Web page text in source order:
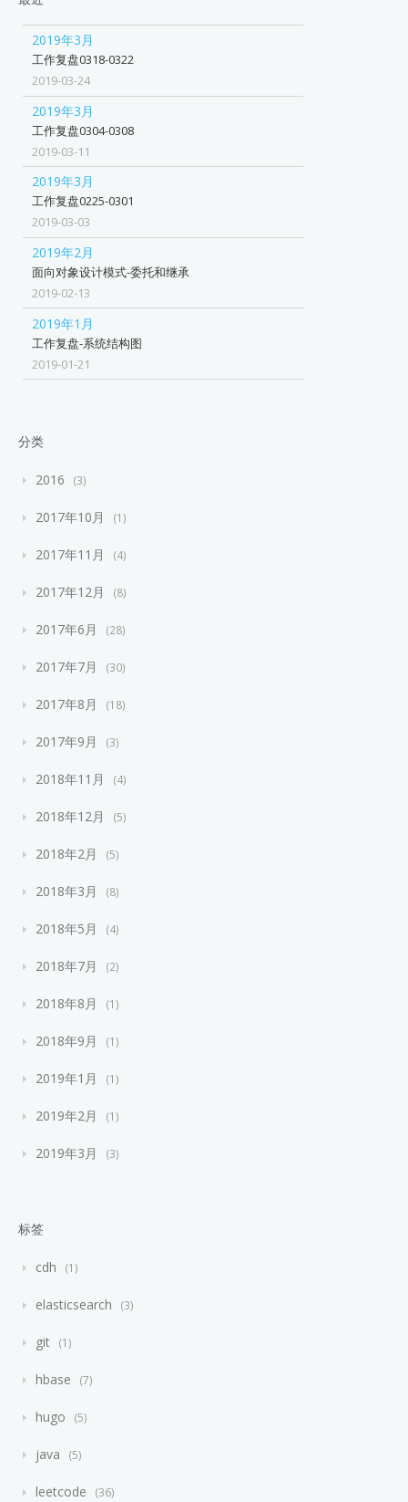
2019年3月
工作复盘0318-0322
2019-03-24
2019年3月
工作复盘0304-0308
2019-03-11
2019年3月
工作复盘0225-0301
2019-03-03
2019年2月
面向对象设计模式-委托和继承
2019-02-13
2019年1月
工作复盘-系统结构图
2019-01-21
分类
2016 3
2017年10月 1
2017年11月 4
2017年12月 8
2017年6月 28
2017年7月 30
2017年8月 18
2017年9月 3
2018年11月 4
2018年12月 5
2018年2月 5
2018年3月 8
2018年5月 4
2018年7月 2
2018年8月 1
2018年9月 1
2019年1月 1
2019年2月 1
2019年3月 3
标签
cdh 1
elasticsearch 3
git 1
hbase 7
hugo 5
java 5
leetcode 36